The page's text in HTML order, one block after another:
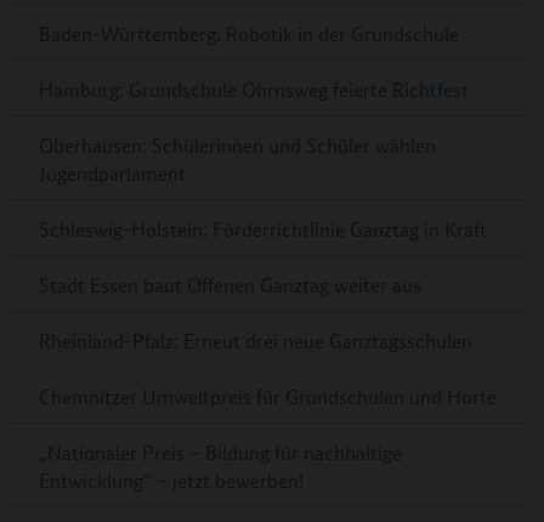
Baden-Württemberg: Robotik in der Grundschule
Hamburg: Grundschule Ohrnsweg feierte Richtfest
Oberhausen: Schülerinnen und Schüler wählen
Jugendparlament
Schleswig-Holstein: Förderrichtlinie Ganztag in Kraft
Stadt Essen baut Offenen Ganztag weiter aus
Rheinland-Pfalz: Erneut drei neue Ganztagsschulen
Chemnitzer Umweltpreis für Grundschulen und Horte
„Nationaler Preis – Bildung für nachhaltige
Entwicklung“ – jetzt bewerben!